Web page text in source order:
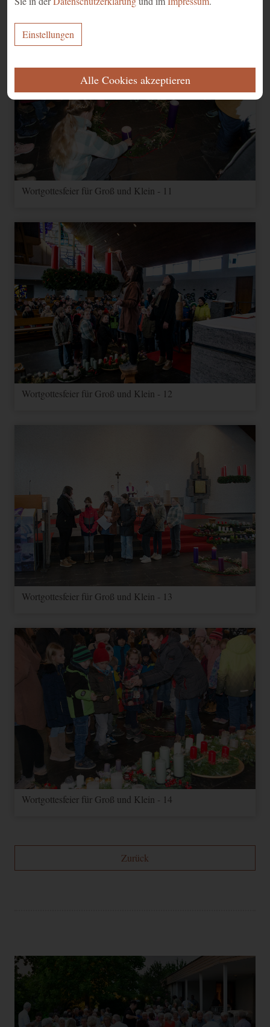
Wortgottesfeier für Groß und Klein - 11
Wortgottesfeier für Groß und Klein - 12
Wortgottesfeier für Groß und Klein - 13
Wortgottesfeier für Groß und Klein - 14
Zurück
Einstellungen
Diese Cookies werden für eine reibungslose Funktion unserer Website
benötigt.
Zweck Ablauf Anbieter
CookieConsent
Speichert Ihre
Einwilligung zur
Verwendung von
Cookies.
Website
Zweck
NID
Speichert
Informationen über
Nutzereinstellungen
und -informationen
für Google Maps
1 Jahr
Maps
1P_JAR_Cookie
Google-Cookie für
Optimierung
Monat
Andere
Google
Videos 3 Jahre youtube.com
MARKETING (OPTIONAL)
Anfragerate verwendet.
HTML Google
Wird verwendet, um
Benutzer zu unterscheiden.
1 Tag HTML
_ga_--
container-
id--
Speichert den aktuellen
2 Jahre HTML Google
id--
Kampagnen für den Benutzer.
Wenn Sie Ihr Google
werden Elemente zur
Effizienzmessung dieses
Cookie lesen, sofern Sie dies
nicht deaktivieren.
Monate
Alle Cookies akzeptieren